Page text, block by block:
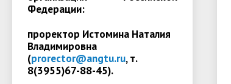
Федерации:
проректор Истомина Наталия
Владимировна
(prorector@angtu.ru, т.
8(3955)67-88-45).